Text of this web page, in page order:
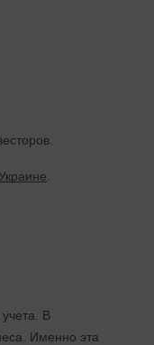
В
Именно эта